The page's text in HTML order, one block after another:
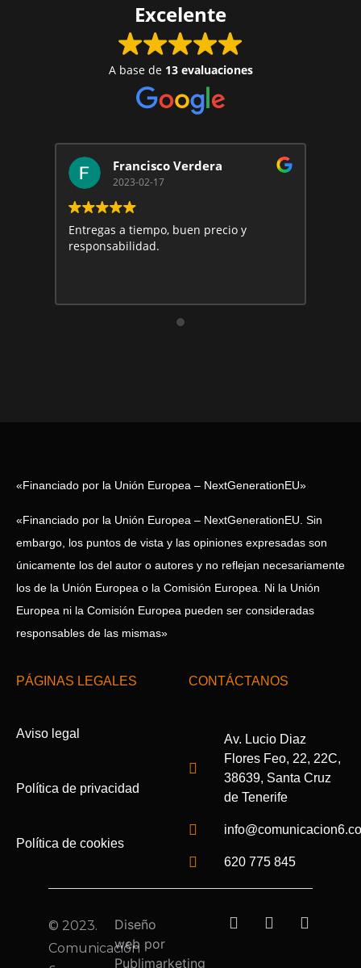
Excelente
A base de 13 evaluaciones
Francisco Verdera
2023-02-17
Entregas a tiempo, buen precio y
responsabilidad.
«Financiado por la Unión Europea – NextGenerationEU»
«Financiado por la Unión Europea – NextGenerationEU. Sin
embargo, los puntos de vista y las opiniones expresadas son
únicamente los del autor o autores y no reflejan necesariamente
los de la Unión Europea o la Comisión Europea. Ni la Unión
Europea ni la Comisión Europea pueden ser consideradas
responsables de las mismas»
PÁGINAS LEGALES
Aviso legal
Política de privacidad
Política de cookies
CONTÁCTANOS
Av. Lucio Diaz
Flores Feo, 22, 22C,
38639, Santa Cruz
de Tenerife
620 775 845
© 2023.
Comunicación
Diseño
web por
Publimarketing